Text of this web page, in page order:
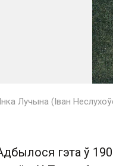
Лучына (Іван
гэта ў